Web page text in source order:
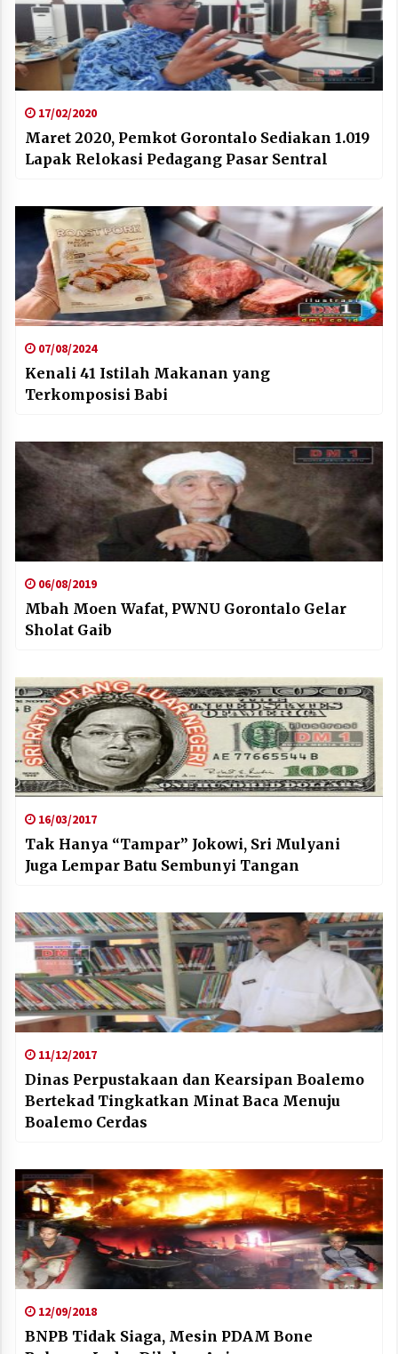
17/02/2020
Maret 2020, Pemkot Gorontalo Sediakan 1.019
Lapak Relokasi Pedagang Pasar Sentral
07/08/2024
Kenali 41 Istilah Makanan yang
Terkomposisi Babi
06/08/2019
Mbah Moen Wafat, PWNU Gorontalo Gelar
Sholat Gaib
16/03/2017
Tak Hanya “Tampar” Jokowi, Sri Mulyani
Juga Lempar Batu Sembunyi Tangan
11/12/2017
Dinas Perpustakaan dan Kearsipan Boalemo
Bertekad Tingkatkan Minat Baca Menuju
Boalemo Cerdas
12/09/2018
BNPB Tidak Siaga, Mesin PDAM Bone